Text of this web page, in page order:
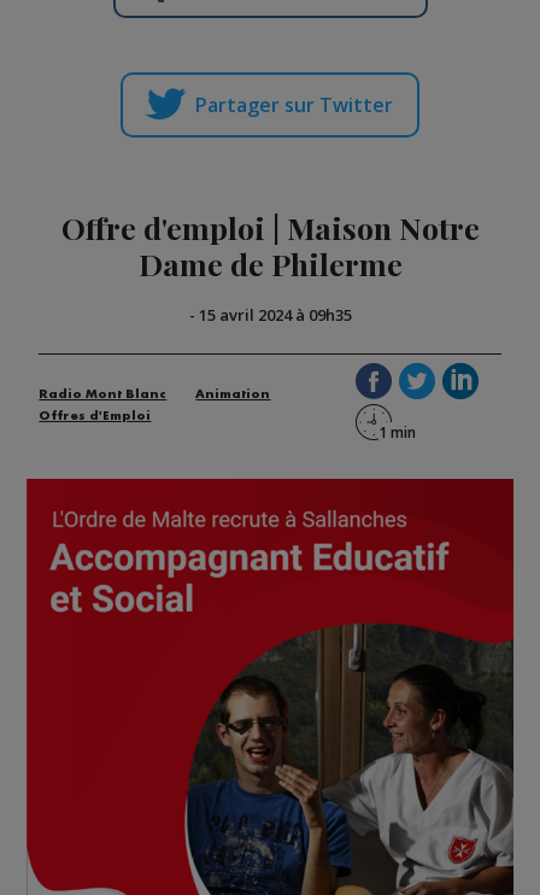
Partager sur Twitter
Offre d'emploi | Maison Notre
Dame de Philerme
- 15 avril 2024 à 09h35
Radio Mont Blanc
Animation
Offres d'Emploi